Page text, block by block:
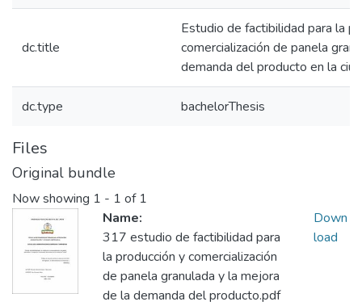
dc.title
Estudio de factibilidad para la
comercialización de panela
demanda del producto en la
dc.type bachelorThesis
Files
Original bundle
Now showing 1 - 1 of 1
Name:
317 estudio de factibilidad para
la producción y comercialización
de panela granulada y la mejora
de la demanda del producto.pdf
Down
load